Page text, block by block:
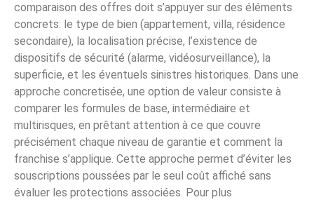
comparaison des offres doit s’appuyer sur des éléments
concrets: le type de bien (appartement, villa, résidence
secondaire), la localisation précise, l’existence de
dispositifs de sécurité (alarme, vidéosurveillance), la
superficie, et les éventuels sinistres historiques. Dans une
approche concretisée, une option de valeur consiste à
comparer les formules de base, intermédiaire et
multirisques, en prêtant attention à ce que couvre
précisément chaque niveau de garantie et comment la
franchise s’applique. Cette approche permet d’éviter les
souscriptions poussées par le seul coût affiché sans
évaluer les protections associées. Pour plus